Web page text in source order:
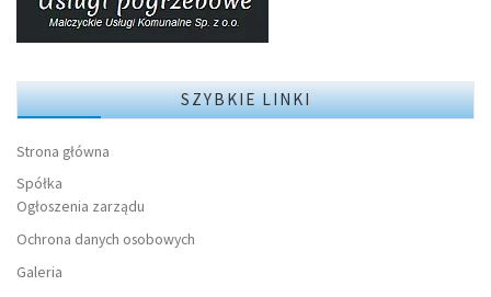
SZYBKIE LINKI
Strona główna
Spółka
Ogłoszenia zarządu
Ochrona danych osobowych
Galeria